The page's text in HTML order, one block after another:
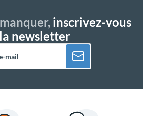
inscrivez-vous
newsletter